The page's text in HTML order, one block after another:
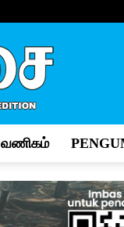
வணிகம்